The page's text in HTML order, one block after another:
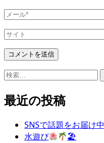
*
メ
ル
*
サ
ト
検
最近の投稿
SNSで話題をお届け中
水遊び
🏖